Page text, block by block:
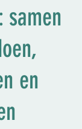
samen
en